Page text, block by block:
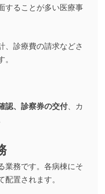
することが多い医療事
、診療費の請求などさ
認、診察券の交付、カ
業務です。各病棟にそ
置されます。